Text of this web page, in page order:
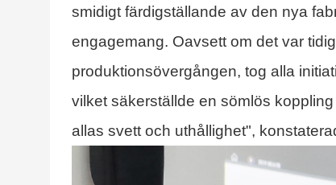
smidigt färdigställande av den nya
engagemang. Oavsett om det var
produktionsövergången, tog alla
vilket säkerställde en sömlös
allas svett och uthållighet",